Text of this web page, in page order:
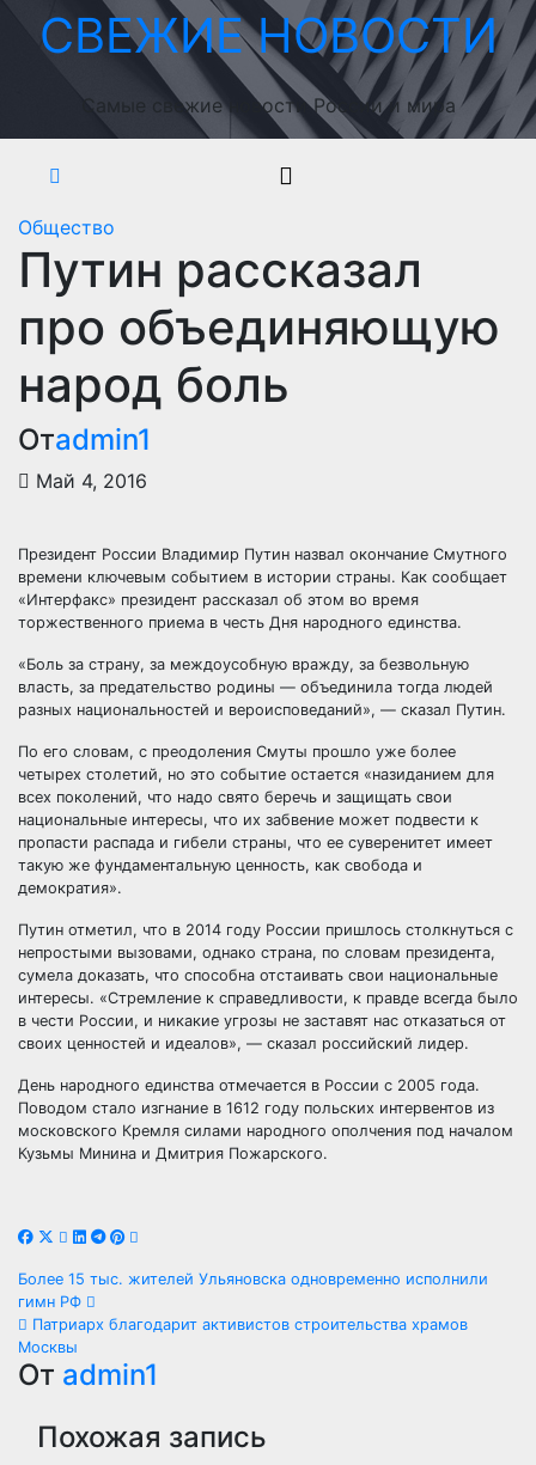
ПерейтиСВЕЖИЕ НОВОСТИ
Самые свежие новости России и мира
Общество
Путин рассказал
про объединяющую
народ боль
Отadmin1
Май 4, 2016
Президент России Владимир Путин назвал окончание Смутного
времени ключевым событием в истории страны. Как сообщает
«Интерфакс» президент рассказал об этом во время
торжественного приема в честь Дня народного единства.
«Боль за страну, за междоусобную вражду, за безвольную
власть, за предательство родины — объединила тогда людей
разных национальностей и вероисповеданий», — сказал Путин.
По его словам, с преодоления Смуты прошло уже более
четырех столетий, но это событие остается «назиданием для
всех поколений, что надо свято беречь и защищать свои
национальные интересы, что их забвение может подвести к
пропасти распада и гибели страны, что ее суверенитет имеет
такую же фундаментальную ценность, как свобода и
демократия».
Путин отметил, что в 2014 году России пришлось столкнуться с
непростыми вызовами, однако страна, по словам президента,
сумела доказать, что способна отстаивать свои национальные
интересы. «Стремление к справедливости, к правде всегда было
в чести России, и никакие угрозы не заставят нас отказаться от
своих ценностей и идеалов», — сказал российский лидер.
День народного единства отмечается в России с 2005 года.
Поводом стало изгнание в 1612 году польских интервентов из
московского Кремля силами народного ополчения под началом
Кузьмы Минина и Дмитрия Пожарского.
Навигация
по
записям
Более 15 тыс. жителей Ульяновска одновременно исполнили
гимн РФ
Патриарх благодарит активистов строительства храмов
Москвы
От admin1
Похожая запись